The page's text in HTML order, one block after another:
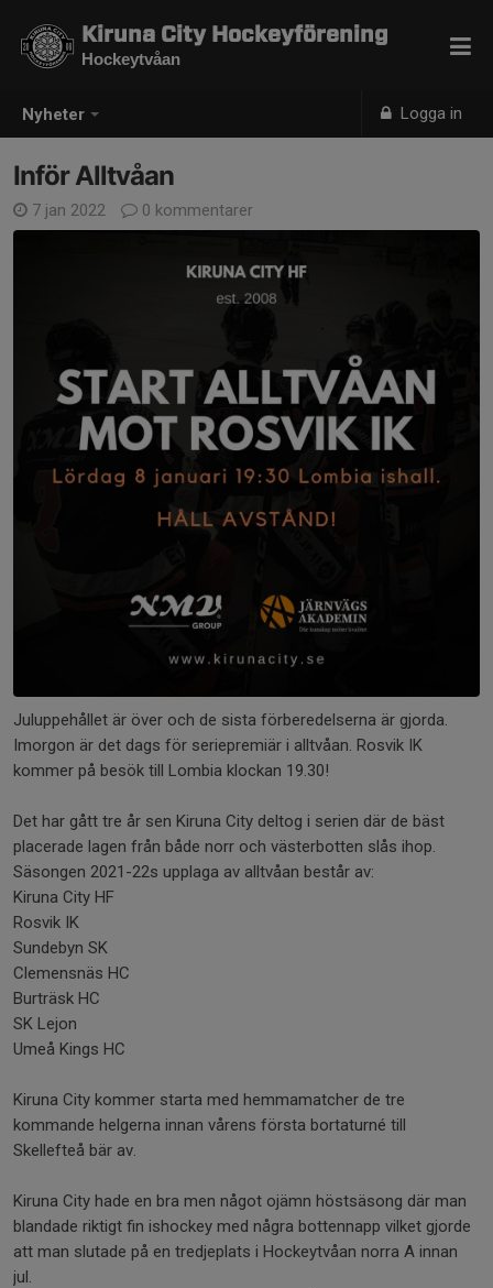
Nyheter Logga in
Kiruna City Hockeyförening
Hockeytvåan
Inför Alltvåan
7 jan 2022 0 kommentarer
Juluppehållet är över och de sista förberedelserna är gjorda.
Imorgon är det dags för seriepremiär i alltvåan. Rosvik IK
kommer på besök till Lombia klockan 19.30!
Det har gått tre år sen Kiruna City deltog i serien där de bäst
placerade lagen från både norr och västerbotten slås ihop.
Säsongen 2021-22s upplaga av alltvåan består av:
Kiruna City HF
Rosvik IK
Sundebyn SK
Clemensnäs HC
Burträsk HC
SK Lejon
Umeå Kings HC
Kiruna City kommer starta med hemmamatcher de tre
kommande helgerna innan vårens första bortaturné till
Skellefteå bär av.
Kiruna City hade en bra men något ojämn höstsäsong där man
blandade riktigt fin ishockey med några bottennapp vilket gjorde
att man slutade på en tredjeplats i Hockeytvåan norra A innan
jul.